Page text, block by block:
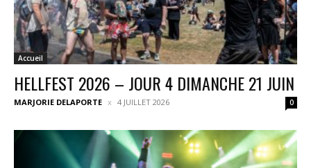
Accueil
HELLFEST 2026 – JOUR 4 DIMANCHE 21 JUIN
MARJORIE DELAPORTE 4 JUILLET 2026 0